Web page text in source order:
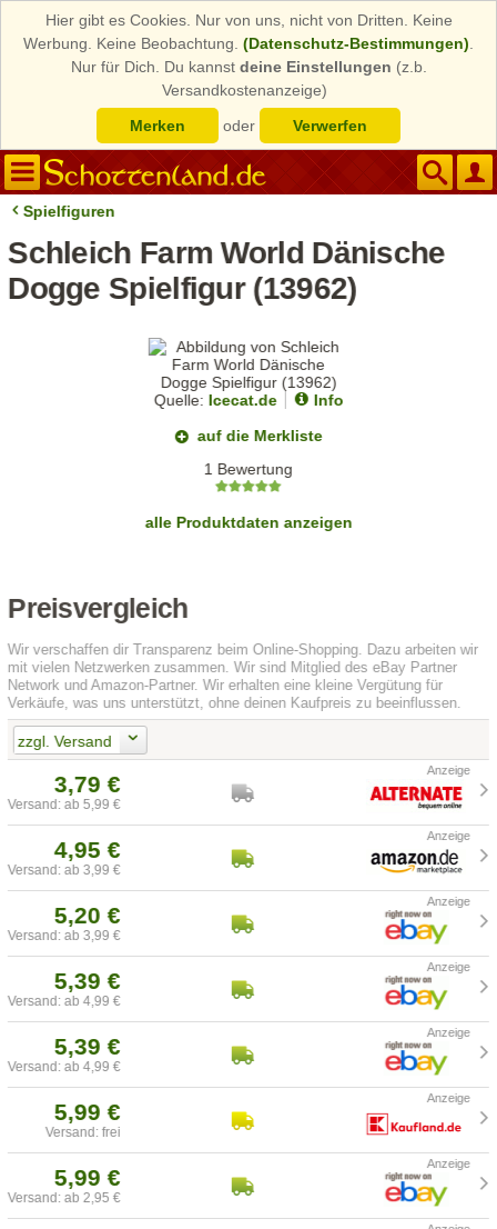
Hier gibt es Cookies. Nur von uns, nicht von Dritten. Keine
Werbung. Keine Beobachtung. (Datenschutz-Bestimmungen)
Nur für Dich. Du kannst deine Einstellungen (z.b.
Versandkostenanzeige)
Merken
oder Verwerfen
Spielfiguren
Schleich Farm World Dänische
Dogge Spielfigur (13962)
Quelle: Icecat.de
Info
auf die Merkliste
1 Bewertung
alle Produktdaten anzeigen
Preisvergleich
Wir verschaffen dir Transparenz beim Online-Shopping. Dazu arbeiten wir
mit vielen Netzwerken zusammen. Wir sind Mitglied des eBay Partner
Network und Amazon-Partner. Wir erhalten eine kleine Vergütung für
Verkäufe, was uns unterstützt, ohne deinen Kaufpreis zu beeinflussen.
zzgl. Versand
3,79 €
Versand: ab 5,99 €
4,95 €
Versand: ab 3,99 €
5,20 €
Versand: ab 3,99 €
5,39 €
Versand: ab 4,99 €
5,39 €
Versand: ab 4,99 €
5,99 €
Versand: frei
5,99 €
Versand: ab 2,95 €